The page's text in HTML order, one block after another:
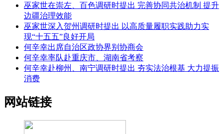
巫家世在崇左、百色调研时提出 完善协同共治机制 提升
边疆治理效能
巫家世深入贺州调研时提出 以高质量履职实践助力实
现“十五五”良好开局
何辛幸出席自治区政协界别协商会
何辛幸率队赴重庆市、湖南省考察
何辛幸赴柳州、南宁调研时提出 夯实法治根基 大力提振
消费
网站链接